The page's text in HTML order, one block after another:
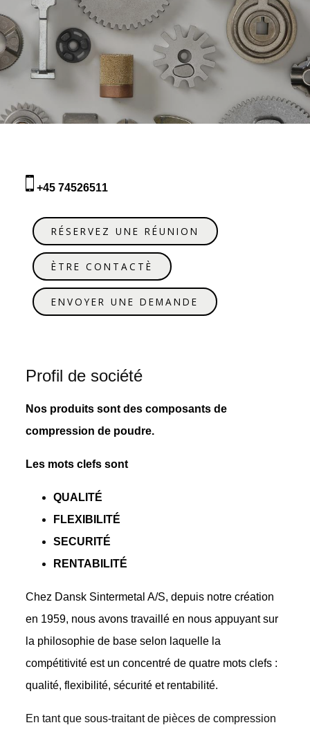
+45 74526511
RÉSERVEZ UNE RÉUNION
ÈTRE CONTACTÈ
ENVOYER UNE DEMANDE
Profil de société
Nos produits sont des composants de
compression de poudre.
Les mots clefs sont
QUALITÉ
FLEXIBILITÉ
SECURITÉ
RENTABILITÉ
Chez Dansk Sintermetal A/S, depuis notre création
en 1959, nous avons travaillé en nous appuyant sur
la philosophie de base selon laquelle la
compétitivité est un concentré de quatre mots clefs :
qualité, flexibilité, sécurité et rentabilité.
En tant que sous-traitant de pièces de compression